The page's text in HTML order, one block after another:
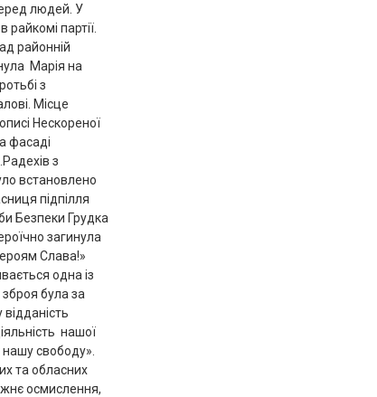
людей. У
партії.
районній
Марія на
з
Місце
Нескореної
фасаді
з
встановлено
підпілля
Безпеки Грудка
загинула
Слава!»
одна із
зброя була за
нашої
свободу».
та обласних
осмислення,